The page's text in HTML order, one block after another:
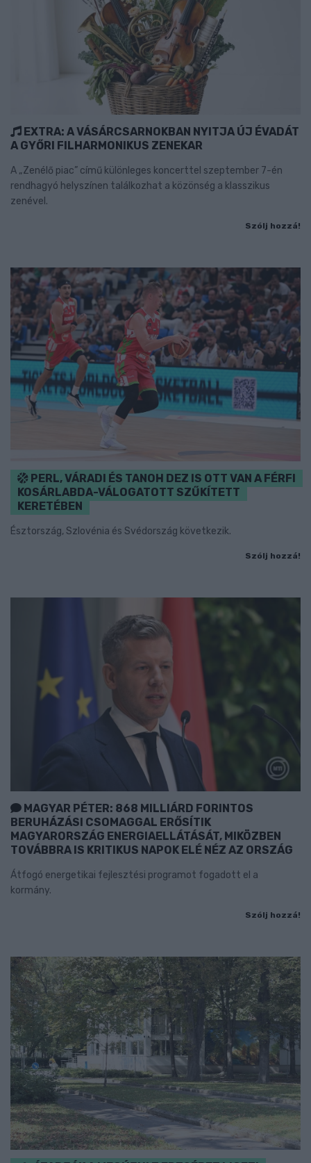
EXTRA: A VÁSÁRCSARNOKBAN NYITJA ÚJ ÉVADÁT
A GYŐRI FILHARMONIKUS ZENEKAR
A „Zenélő piac” című különleges koncerttel szeptember 7-én
rendhagyó helyszínen találkozhat a közönség a klasszikus
zenével.
Szólj hozzá!
PERL, VÁRADI ÉS TANOH DEZ IS OTT VAN A FÉRFI
KOSÁRLABDA-VÁLOGATOTT SZŰKÍTETT
KERETÉBEN
Észtország, Szlovénia és Svédország következik.
Szólj hozzá!
MAGYAR PÉTER: 868 MILLIÁRD FORINTOS
BERUHÁZÁSI CSOMAGGAL ERŐSÍTIK
MAGYARORSZÁG ENERGIAELLÁTÁSÁT, MIKÖZBEN
TOVÁBBRA IS KRITIKUS NAPOK ELÉ NÉZ AZ ORSZÁG
Átfogó energetikai fejlesztési programot fogadott el a
kormány.
Szólj hozzá!